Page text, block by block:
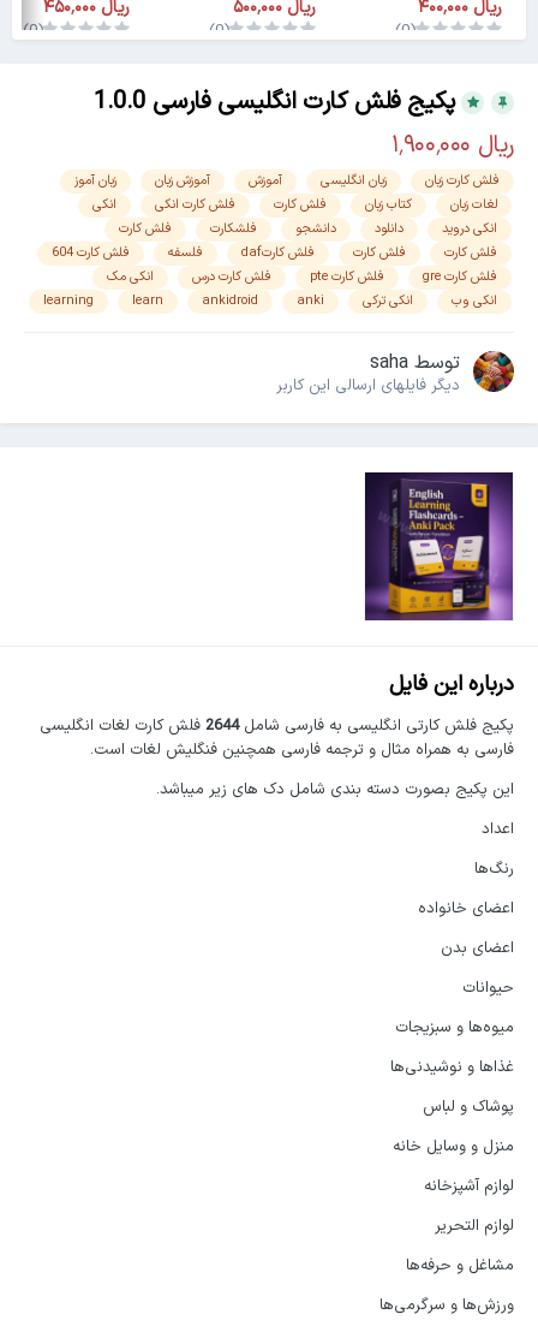
(0)
(0)
(0)
پکیج فلش کارت انگلیسی فارسی 1.0.0
فلش کارت زبان زبان انگلیسی آموزش آموزش زبان
زبان آموز
لغات زبان
کتاب زبان فلش کارت فلش کارت انکی
انکی
انکی دروید
دانلود دانشجو فلشکارت
فلش کارت
فلش کارت
فلش کارت فلش کارتdaf فلسفه
فلش کارت 604
فلش کارت gre
فلش کارت pte فلش کارت درس
انکی مک
انکی وب
انکی ترکی anki
ankidroid
learn
learning
توسط saha
دیگر فایل‎های ارسالی این کاربر
درباره این فایل
پکیج فلش کارتی انگلیسی به فارسی شامل2644 فلش کارت لغات انگلیسی
فارسی به همراه مثال و ترجمه فارسی همچنین فنگلیش لغات است.
این پکیج بصورت دسته بندی شامل دک های زیر میباشد.
اعداد
رنگ‌ها
اعضای خانواده
اعضای بدن
حیوانات
میوه‌ها و سبزیجات
غذاها و نوشیدنی‌ها
پوشاک و لباس
منزل و وسایل خانه
لوازم آشپزخانه
لوازم التحریر
مشاغل و حرفه‌ها
ورزش‌ها و سرگرمی‌ها